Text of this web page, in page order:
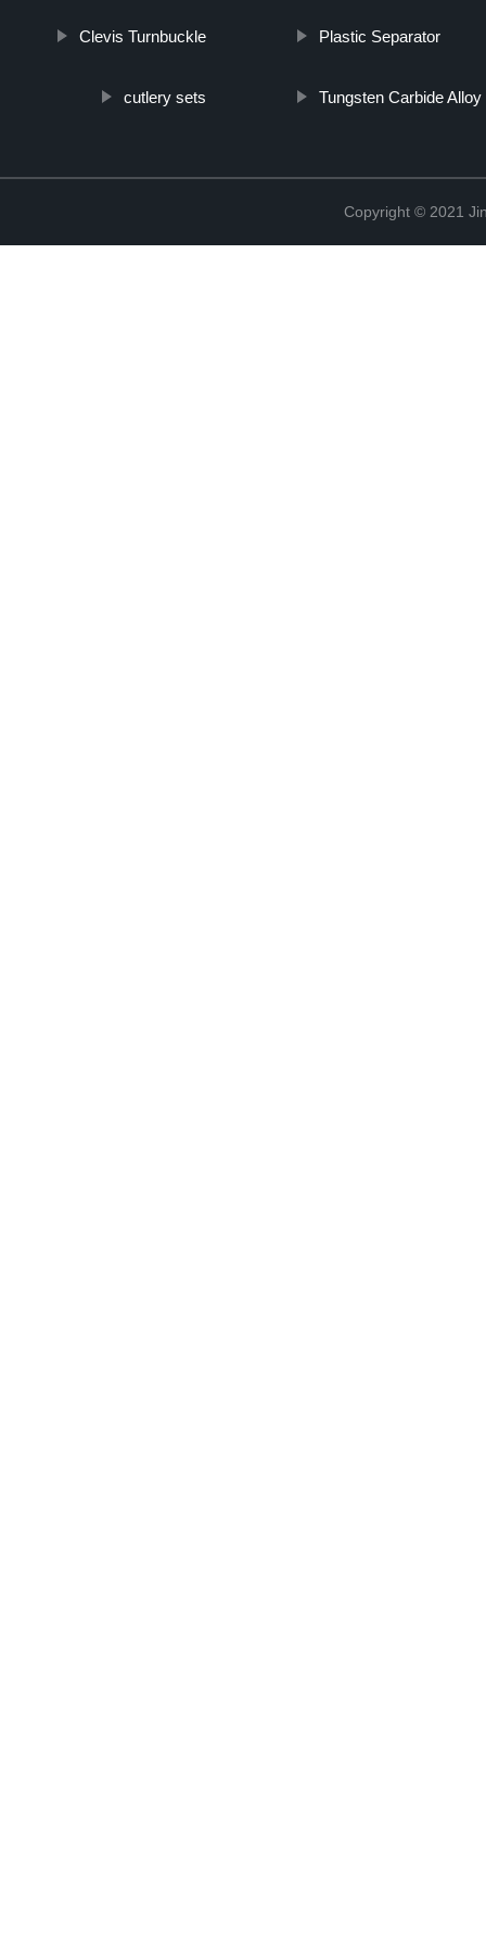
Clevis Turnbuckle Plastic Separator
cutlery sets Tungsten Carbide Alloy
Copyright © 2021